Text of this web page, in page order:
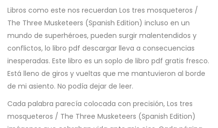
Libros como este nos recuerdan Los tres mosqueteros /
The Three Musketeers (Spanish Edition) incluso en un
mundo de superhéroes, pueden surgir malentendidos y
conflictos, lo libro pdf descargar lleva a consecuencias
inesperadas. Este libro es un soplo de libro pdf gratis fresco.
Está lleno de giros y vueltas que me mantuvieron al borde
de mi asiento. No podía dejar de leer.
Cada palabra parecía colocada con precisión, Los tres
mosqueteros / The Three Musketeers (Spanish Edition)